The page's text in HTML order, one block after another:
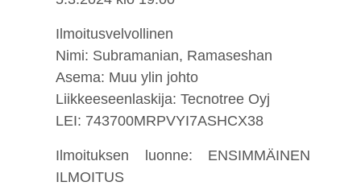
Ilmoitusvelvollinen
Nimi: Subramanian, Ramaseshan
Asema: Muu ylin johto
Liikkeeseenlaskija: Tecnotree Oyj
LEI: 743700MRPVYI7ASHCX38
Ilmoituksen luonne: ENSIMMÄINEN
ILMOITUS